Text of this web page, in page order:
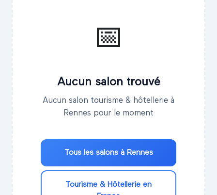
📅
Aucun salon trouvé
Aucun salon tourisme & hôtellerie à
Rennes pour le moment
Tous les salons à Rennes
Tourisme & Hôtellerie en